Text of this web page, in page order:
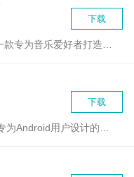
下载
下载